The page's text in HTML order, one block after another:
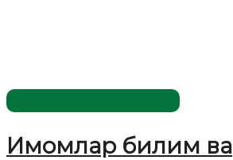
Имомлар билим ва